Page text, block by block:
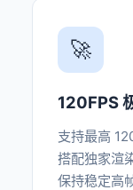
🚀
120FPS
支持最高
搭配独家渲
保持稳定高